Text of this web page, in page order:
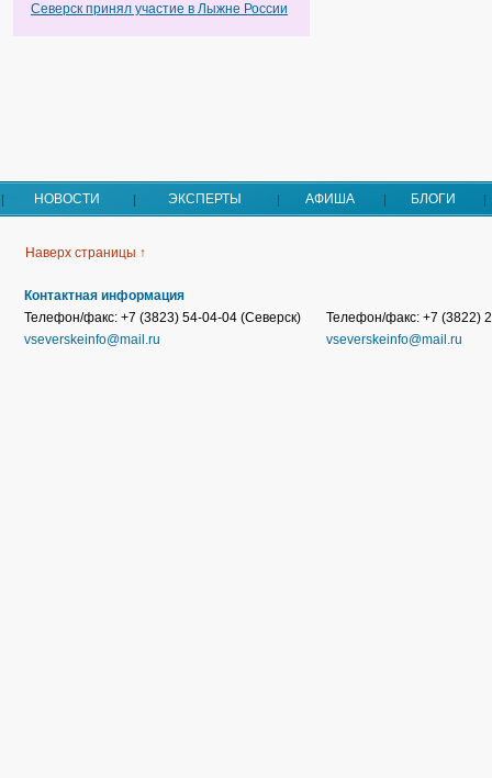
Северск принял участие в Лыжне России
НОВОСТИ ЭКСПЕРТЫ АФИША БЛОГИ
Наверх страницы ↑
Контактная информация
Телефон/факс: +7 (3823) 54-04-04 (Северск)
vseverskeinfo@mail.ru
Телефон/факс: +7 (3822)
vseverskeinfo@mail.ru